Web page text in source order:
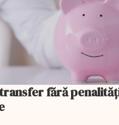
fără